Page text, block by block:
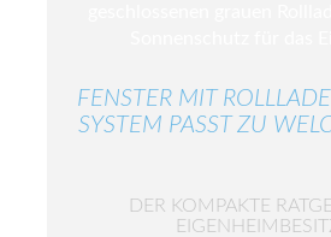
FENSTER MIT
SYSTEM PASST ZU
DER KOMPAKTE